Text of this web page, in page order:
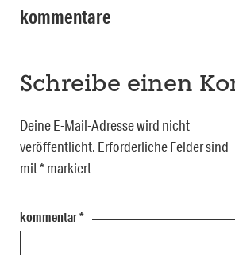
kommentare
Schreibe einen
Deine E-Mail-Adresse wird nicht
veröffentlicht. Erforderliche Felder sind
mit*markiert
kommentar*